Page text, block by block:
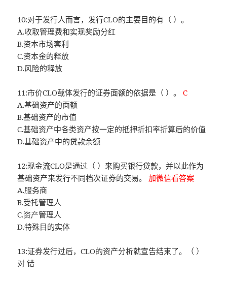
10:对于发行人而言，发行CLO的主要目的有（ ）。
A.收取管理费和实现奖励分红
B.资本市场套利
C.资本金的释放
D.风险的释放
11:市价CLO载体发行的证券面额的依据是（ ）。C
A.基础资产的面额
B.基础资产的市值
C.基础资产中各类资产按一定的抵押折扣率折算后的价值
D.基础资产中的贷款余额
12:现金流CLO是通过（ ）来购买银行贷款，并以此作为
基础资产来发行不同档次证券的交易。加微信看答案
A.服务商
B.受托管理人
C.资产管理人
D.特殊目的实体
13:证券发行过后，CLO的资产分析就宣告结束了。（ ）
对 错